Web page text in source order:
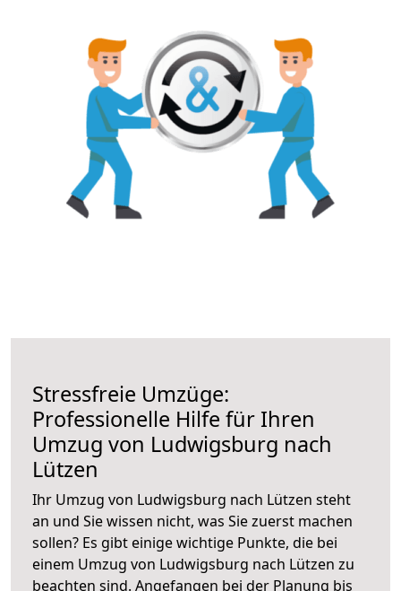
Stressfreie Umzüge:
Professionelle Hilfe für Ihren
Umzug von Ludwigsburg nach
Lützen
Ihr Umzug von Ludwigsburg nach Lützen steht
an und Sie wissen nicht, was Sie zuerst machen
sollen? Es gibt einige wichtige Punkte, die bei
einem Umzug von Ludwigsburg nach Lützen zu
beachten sind. Angefangen bei der Planung bis